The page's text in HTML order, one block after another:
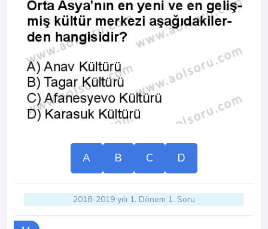
A B C D
2018-2019 yılı 1. Dönem 1. Soru